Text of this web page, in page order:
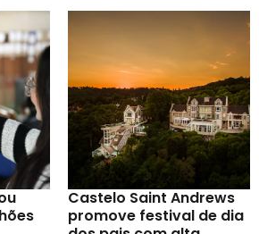
Castelo Saint Andrews
promove festival de dia